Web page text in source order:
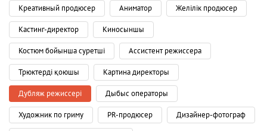
Креативный продюсер Аниматор Желілік продюсер
Кастинг-директор Киносыншы
Костюм бойынша суретші Ассистент режиссера
Трюктерді қоюшы Картина директоры
Дубляж режиссері Дыбыс операторы
Художник по гриму PR-продюсер Дизайнер-фотограф